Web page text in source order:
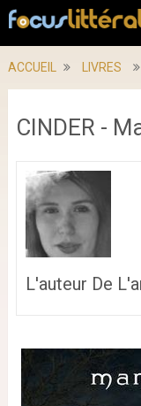
ACCUEIL LIVRES
CINDER -
L'auteur De